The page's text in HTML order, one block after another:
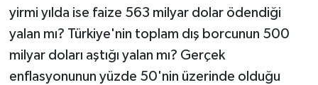
yirmi yılda ise faize 563 milyar dolar ödendiği
yalan mı? Türkiye'nin toplam dış borcunun 500
milyar doları aştığı yalan mı? Gerçek
enflasyonunun yüzde 50'nin üzerinde olduğu